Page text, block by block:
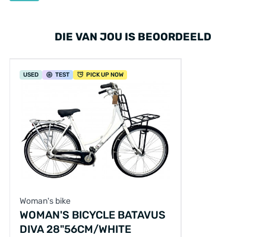
DIE VAN JOU IS BEOORDEELD
USED TEST PICK UP NOW
Woman's bike
WOMAN'S BICYCLE BATAVUS
DIVA 28"56CM/WHITE